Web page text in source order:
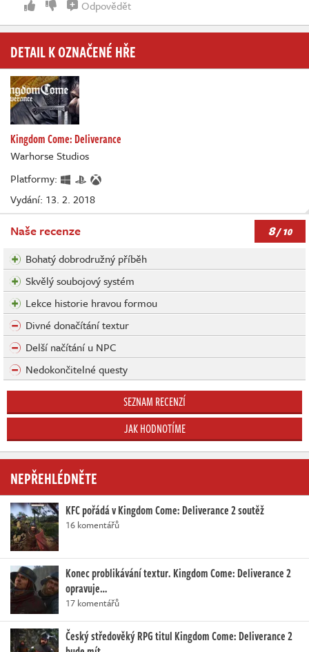
Odpovědět
DETAIL K OZNAČENÉ HŘE
Kingdom Come: Deliverance
Warhorse Studios
Platformy:
Vydání: 13. 2. 2018
Naše recenze 8/ 10
Bohatý dobrodružný příběh
Skvělý soubojový systém
Lekce historie hravou formou
Divné donačítání textur
Delší načítání u NPC
Nedokončitelné questy
SEZNAM RECENZÍ
JAK HODNOTÍME
NEPŘEHLÉDNĚTE
KFC pořádá v Kingdom Come: Deliverance 2 soutěž
16 komentářů
Konec problikávání textur. Kingdom Come: Deliverance 2
opravuje…
17 komentářů
Český středověký RPG titul Kingdom Come: Deliverance 2